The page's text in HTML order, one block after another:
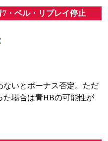
・ベル・リプレイ停止
ないとボーナス否定。ただ
た場合は青HBの可能性が